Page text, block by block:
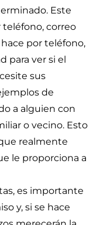
Este
correo
por teléfono,
para ver si el
sus
de
a alguien con
o vecino. Esto
realmente
le proporciona a
es importante
y, si se hace